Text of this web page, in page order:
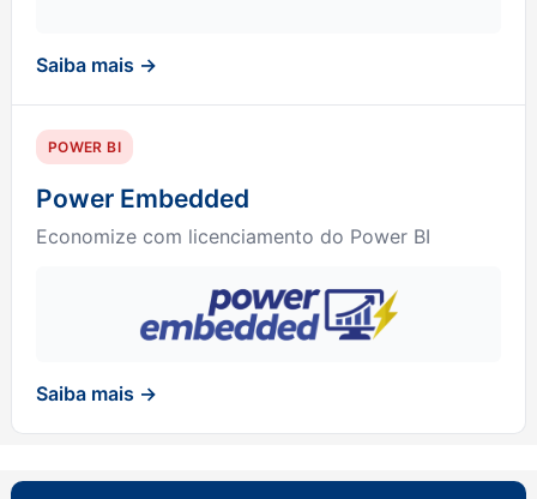
Saiba mais →
POWER BI
Power Embedded
Economize com licenciamento do Power BI
Saiba mais →